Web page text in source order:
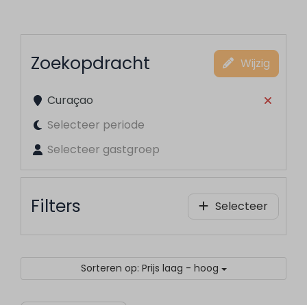
Zoekopdracht Wijzig
Curaçao
Selecteer periode
Selecteer gastgroep
Filters Selecteer
Sorteren op: Prijs laag - hoog